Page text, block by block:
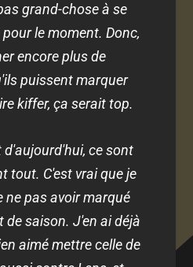
grand-chose à se
le moment. Donc,
encore plus de
puissent marquer
kiffer, ça serait top.
d'aujourd'hui, ce sont
tout. C'est vrai que je
ne pas avoir marqué
de saison. J'en ai déjà
aimé mettre celle de